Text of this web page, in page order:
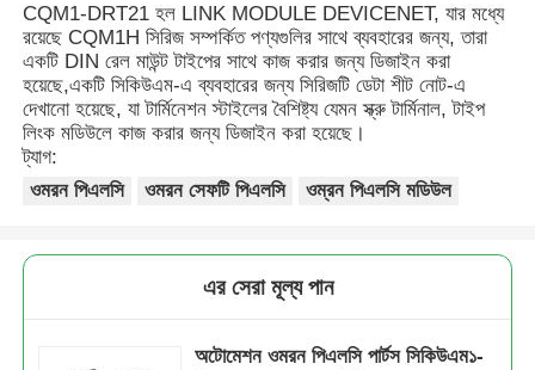
পণ্য
আমাদের সম্পর্কে
কারখানা ভ্রমণ
আমাদের সাথে যোগাযোগ করুন
CQM1-DRT21 হল LINK MODULE DEVICENET, যার মধ্যে
রয়েছে CQM1H সিরিজ সম্পর্কিত পণ্যগুলির সাথে ব্যবহারের জন্য, তারা
একটি DIN রেল মাউন্ট টাইপের সাথে কাজ করার জন্য ডিজাইন করা
হয়েছে,একটি সিকিউএম-এ ব্যবহারের জন্য সিরিজটি ডেটা শীট নোট-এ
দেখানো হয়েছে, যা টার্মিনেশন স্টাইলের বৈশিষ্ট্য যেমন স্ক্রু টার্মিনাল, টাইপ
লিংক মডিউলে কাজ করার জন্য ডিজাইন করা হয়েছে।
ট্যাগ:
ওমরন পিএলসি
ওমরন সেফটি পিএলসি ওম্রন পিএলসি মডিউল
এর সেরা মূল্য পান
অটোমেশন ওমরন পিএলসি পার্টস সিকিউএম১-